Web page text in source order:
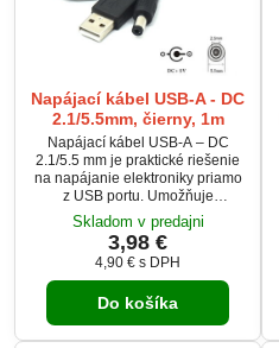
Napájací kábel USB-A - DC
2.1/5.5mm, čierny, 1m
Napájací kábel USB-A – DC
2.1/5.5 mm je praktické riešenie
na napájanie elektroniky priamo
z USB portu. Umožňuje
spoľahlivý prevod z USB-A na
DC konektor 5.5×2.1 mm pre
zariadenia vyžadujúce 5 V
napájanie. Ideálny pre routery,
LED svetlá, kamery či drobnú
elektroniku doma aj v dielni.
Jednoduché zapojenie prináša
istotu, že vaše zariadenie ožije
Skladom v predajni
3,98 €
4,90 € s DPH
Do košíka